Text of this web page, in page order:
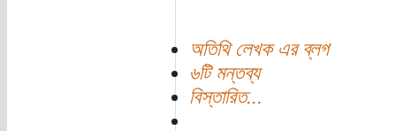
অতিথি লেখক এর ব্লগ
৬টি মন্তব্য
বিস্তারিত...